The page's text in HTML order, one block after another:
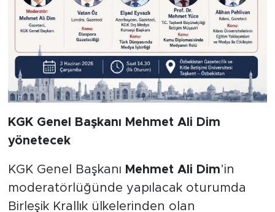
KGK Genel Başkanı Mehmet Ali Dim
yönetecek
KGK Genel Başkanı Mehmet Ali Dim’in
moderatörlüğünde yapılacak oturumda
Birleşik Krallık ülkelerinden olan